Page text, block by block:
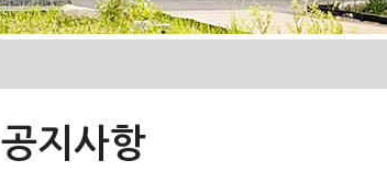
공지사항